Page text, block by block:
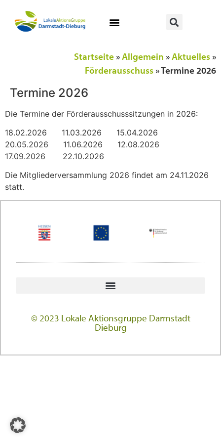
Startseite»Allgemein »Aktuelles»
Förderausschuss»Termine 2026
Termine 2026
Die Termine der Förderausschusssitzungen in 2026:
18.02.2026 11.03.2026 15.04.2026
20.05.2026 11.06.2026 12.08.2026
17.09.2026 22.10.2026
Die Mitgliederversammlung 2026 findet am 24.11.2026
statt.
© 2023 Lokale Aktionsgruppe Darmstadt
Dieburg